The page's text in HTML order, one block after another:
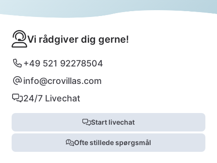
Vi rådgiver dig gerne!
+49 521 92278504
info@crovillas.com
24/7 Livechat
Start livechat
Ofte stillede spørgsmål